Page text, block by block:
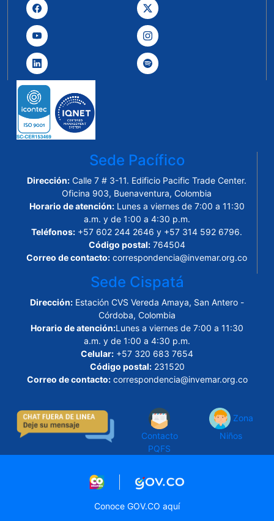
Sede Pacífico
Dirección: Calle 7 # 3-11. Edificio Pacific Trade Center.
Oficina 903, Buenaventura, Colombia
Horario de atención:Lunes a viernes de 7:00 a 11:30
a.m. y de 1:00 a 4:30 p.m.
Teléfonos: +57 602 244 2646 y +57 314 592 6796.
Código postal:764504
Correo de contacto: correspondencia@invemar.org.co
Sede Cispatá
Dirección: Estación CVS Vereda Amaya, San Antero -
Córdoba, Colombia
Horario de atención:Lunes a viernes de 7:00 a 11:30
a.m. y de 1:00 a 4:30 p.m.
Celular: +57 320 683 7654
Código postal:231520
Correo de contacto:correspondencia@invemar.org.co
Contacto
PQFS
Zona
Niños
Logo marca ColombiaLogo Gobierno de
Conoce GOV.CO aquí